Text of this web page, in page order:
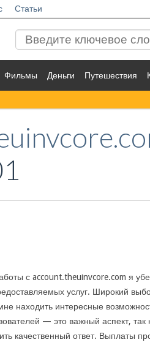
Статьи
Фильмы Деньги Путешествия
с account.theuinvcore.com я
услуг. Широкий
находить интересные
— это важный аспект, так
качественный ответ. Выплаты